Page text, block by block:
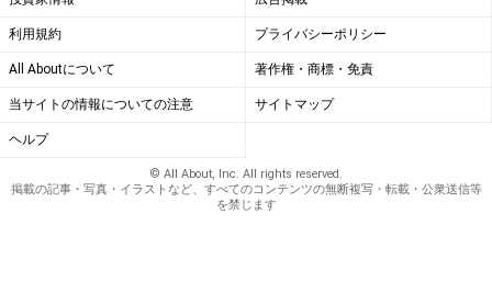
して感知しにくい方式となっているので台所に適してい
るものです（台所に煙を感知するタイプを義務付けてい
る市町村もあるので所管の消防署に確認を）。
■電源による分類 100V式・電池式
利用規約 プライバシーポリシー
All Aboutについて 著作権・商標・免責
当サイトの情報についての注意 サイトマップ
ヘルプ
© All About, Inc. All rights reserved.
掲載の記事・写真・イラストなど、すべてのコンテンツの無断複写・転載・公衆送信等
を禁じます